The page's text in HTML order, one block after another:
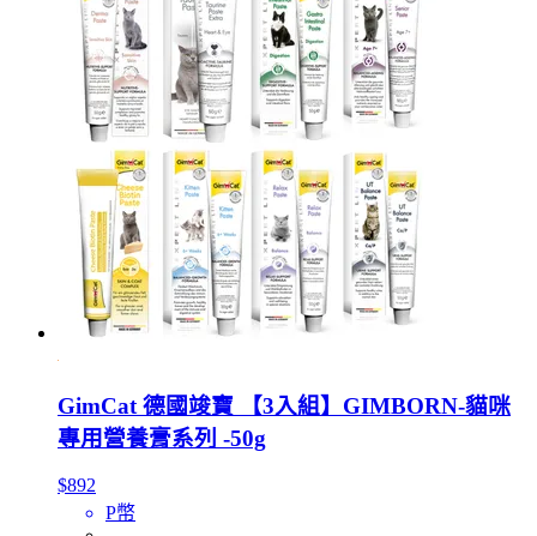
GimCat 德國竣寶 【3入組】GIMBORN-貓咪
專用營養膏系列 -50g
$892
P幣